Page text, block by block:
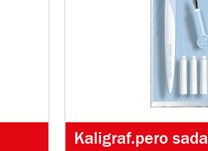
Kaligraf.pero sada